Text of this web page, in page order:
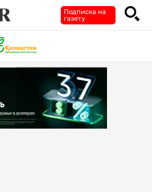
Подписка на
газету